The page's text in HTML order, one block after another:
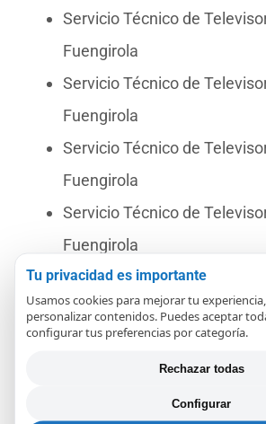
Servicio Técnico de
Fuengirola
Servicio Técnico de
Fuengirola
Servicio Técnico de
Fuengirola
Servicio Técnico de
Fuengirola
Servicio Técnico de
Fuengirola
Servicio Técnico de
Systems en Fuengirola
Servicio Técnico de
Tu privacidad es importante
Usamos cookies para mejorar tu
personalizar contenidos. Puedes aceptar
configurar tus preferencias por categoría.
Rechazar todas
Configurar